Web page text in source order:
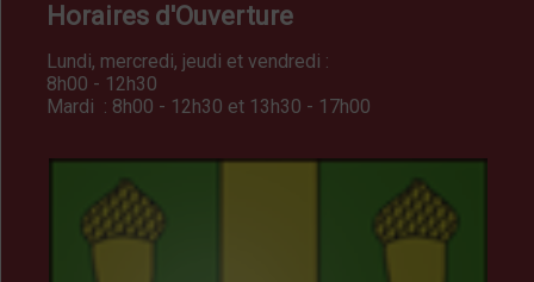
Horaires d'Ouverture
Lundi, mercredi, jeudi et vendredi :
8h00 - 12h30
Mardi : 8h00 - 12h30 et 13h30 - 17h00